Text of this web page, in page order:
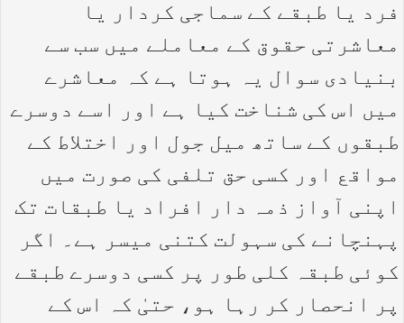
فرد یا طبقے کے سماجی کردار یا
معاشرتی حقوق کے معاملے میں سب سے
بنیادی سوال یہ ہوتا ہے کہ معاشرے
میں اس کی شناخت کیا ہے اور اسے دوسرے
طبقوں کے ساتھ میل جول اور اختلاط کے
مواقع اور کسی حق تلفی کی صورت میں
اپنی آواز ذمہ دار افراد یا طبقات تک
پہنچانے کی سہولت کتنی میسر ہے۔ اگر
کوئی طبقہ کلی طور پر کسی دوسرے طبقے
پر انحصار کر رہا ہو، حتیٰ کہ اس کے